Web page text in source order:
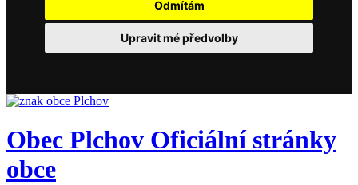
Odmítám
Upravit mé předvolby
Obec Plchov Oficiální stránky
obce